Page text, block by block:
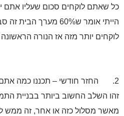
לוקחים סכום שעליו אתם
הייתי אומר ש60% מערך הבית
יותר מזה אז הנורה הראשונה
החזר חודשי – תכננו כמה אתם
השלב החשוב ביותר בבניית
מסלול כזה או אחר, זה ממש לא